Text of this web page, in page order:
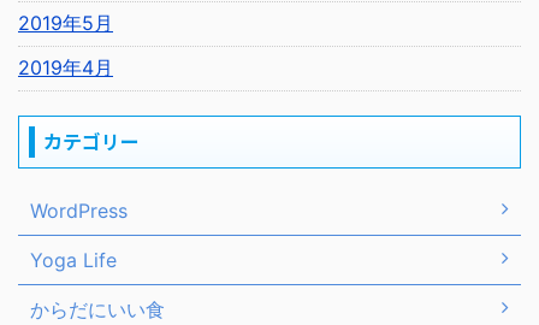
2019年5月
2019年4月
カテゴリー
WordPress
Yoga Life
からだにいい食